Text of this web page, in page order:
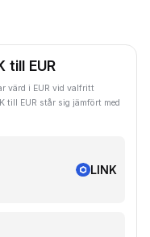
till EUR
värd i EUR vid valfritt
till EUR står sig jämfört med
LINK